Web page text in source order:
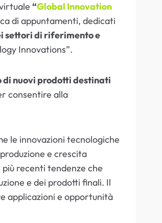
“Global Innovation
di appuntamenti, dedicati
settori di riferimento e
Innovations”.
nuovi prodotti destinati
consentire alla
le innovazioni tecnologiche
e crescita
recenti tendenze che
e dei prodotti finali. Il
applicazioni e opportunità